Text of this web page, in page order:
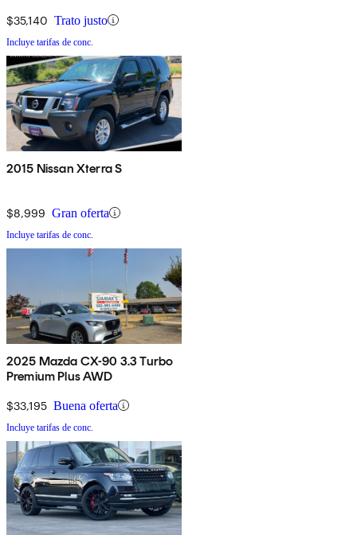
$35,140 Trato justo
Incluye tarifas de conc.
2015 Nissan Xterra S
$8,999 Gran oferta
Incluye tarifas de conc.
2025 Mazda CX-90 3.3 Turbo
Premium Plus AWD
$33,195 Buena oferta
Incluye tarifas de conc.